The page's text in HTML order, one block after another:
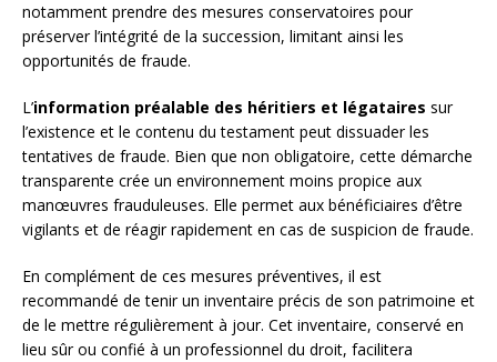
notamment prendre des mesures conservatoires pour
préserver l’intégrité de la succession, limitant ainsi les
opportunités de fraude.
L’information préalable des héritiers et légataires sur
l’existence et le contenu du testament peut dissuader les
tentatives de fraude. Bien que non obligatoire, cette démarche
transparente crée un environnement moins propice aux
manœuvres frauduleuses. Elle permet aux bénéficiaires d’être
vigilants et de réagir rapidement en cas de suspicion de fraude.
En complément de ces mesures préventives, il est
recommandé de tenir un inventaire précis de son patrimoine et
de le mettre régulièrement à jour. Cet inventaire, conservé en
lieu sûr ou confié à un professionnel du droit, facilitera